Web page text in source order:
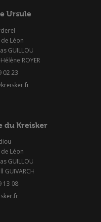
Ursule
Léon
GUILLOU
ROYER
02 23
du Kreisker
Léon
GUILLOU
GUIVARCH
13 08